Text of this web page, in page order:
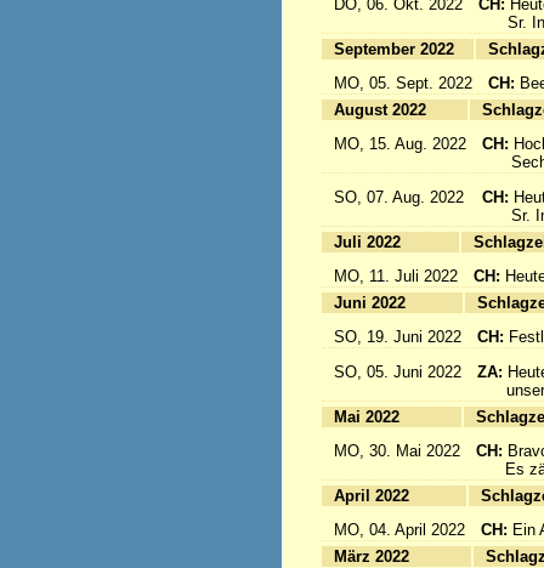
DO, 06. Okt. 2022
CH:
Sr.
September 2022
MO, 05. Sept. 2022
CH:
August 2022
MO, 15. Aug. 2022
CH:
SO, 07. Aug. 2022
CH:
Sr.
Juli 2022
MO, 11. Juli 2022
CH:
Juni 2022
SO, 19. Juni 2022
CH:
SO, 05. Juni 2022
ZA:
Mai 2022
MO, 30. Mai 2022
CH:
Es
April 2022
MO, 04. April 2022
CH: Ein
März 2022